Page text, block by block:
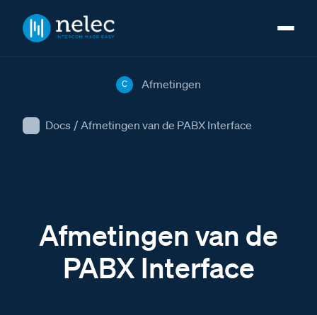
Docs / Afmetingen van de PABX Interface
C Afmetingen
Afmetingen van de
PABX Interface